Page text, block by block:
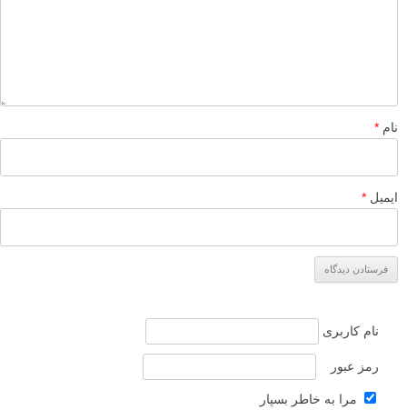
نام *
ایمیل *
نام کاربری
رمز عبور
مرا به خاطر بسپار